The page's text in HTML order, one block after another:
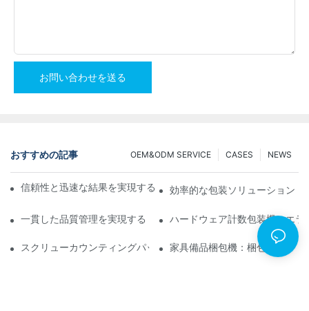
お問い合わせを送る
おすすめの記事 NEWS
CASES
OEM&ODM SERVICE
信頼性と迅速な結果を実現するスクリューカウンティング包装機
効率的な包装ソリューション：
一貫した品質管理を実現するトップクラスのハードウェア包装機
ハードウェア計数包装機：エ
スクリューカウンティングパッキングマシン：効率的なパッキン
家具備品梱包機：梱包スピード